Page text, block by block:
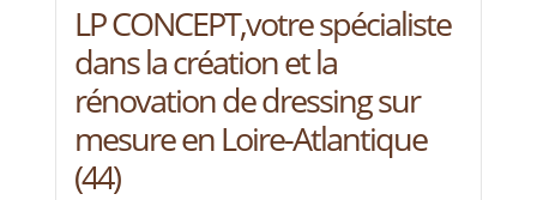
LP CONCEPT,votre spécialiste
dans la création et la
rénovation de dressing sur
mesure en Loire-Atlantique
(44)